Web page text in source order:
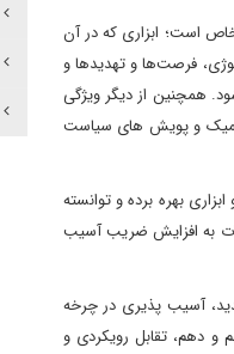
است؛ ابزاری که در آن
فرصت‌ها و تهدیدها و
همچنین از دیگر ویژگی
و پویش های سیاست
بهره برده و توانسته
به افزایش ضریب آسیب
آسیب پذیری در چرخه
دهم، تقابل رویکردی و